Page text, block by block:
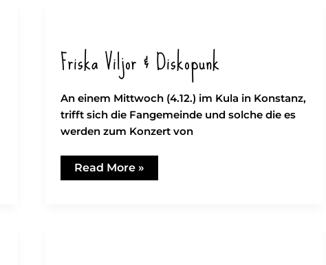
Friska Viljor & Diskopunk
An einem Mittwoch (4.12.) im Kula in Konstanz,
trifft sich die Fangemeinde und solche die es
werden zum Konzert von
Friska
Viljor
Read More »